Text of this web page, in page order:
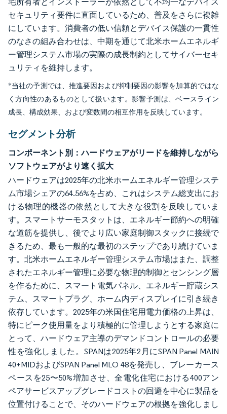
セキュリティ要件に直面しているため、普及をさらに複雑
にしています。消費者の低い信頼とデバイス保護の一貫性
のなさの組み合わせは、中期を通じて北米ホームエネルギ
ー管理システム市場の実際の成長制約としてサイバーセキ
ュリティを維持します。
*当社の予測では、推進要因および抑制要因の影響を加算的ではな
く方向性のあるものとして扱います。影響予測は、ベースライン
成長、構成効果、および変数間の相互作用を反映しています。
セグメント分析
コンポーネント別：ハードウェアがリードを維持しながら
ソフトウェアがより速く拡大
ハードウェアは2025年の北米ホームエネルギー管理システ
ム市場シェアの64.56%を占め、これはシステム総支出にお
ける物理的機器の依然として大きな役割を反映していま
す。スマートサーモスタットは、エネルギー節約への明確
な道筋を提供し、後でより広い家庭制御スタックに接続で
きるため、最も一般的な最初のステップであり続けていま
す。北米ホームエネルギー管理システム市場はまた、調整
されたエネルギー管理に必要な物理的制御とセンシング層
を作るために、スマート電気パネル、エネルギー貯蔵シス
テム、スマートプラグ、ホーム内ディスプレイに引き続き
依存しています。2025年の米国住宅用電力価格の上昇は、
特にピーク使用量をより積極的に管理しようとする家庭に
とって、ハードウェア主導のデマンドコントロールの必要
性を強化しました。SPANは2025年2月にSPAN Panel MAIN
40+MIDおよびSPAN Panel MLO 48を発売し、ブレーカース
ペースを25〜50%増加させ、全電化住宅における400アン
ペアサービスアップグレードコストの回避を中心に製品を
位置付けることで、そのハードウェアの根拠を強化しまし